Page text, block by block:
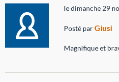
le dimanche 29
Posté parGiusi
Magnifique et